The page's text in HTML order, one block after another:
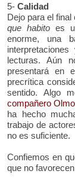
5-Calidad
Dejo para el
que habito es
enorme, una
lecturas. Aún
presentará en
precrítica
sentido. Algo
compañero Olmo
ha hecho
trabajo de
no es suficiente.
Confiemos en
que no